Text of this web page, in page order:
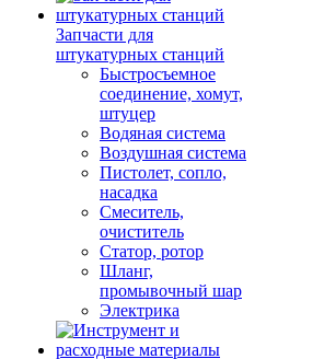
Запчасти для
штукатурных станций
Быстросъемное
соединение, хомут,
штуцер
Водяная система
Воздушная система
Пистолет, сопло,
насадка
Смеситель,
очиститель
Статор, ротор
Шланг,
промывочный шар
Электрика